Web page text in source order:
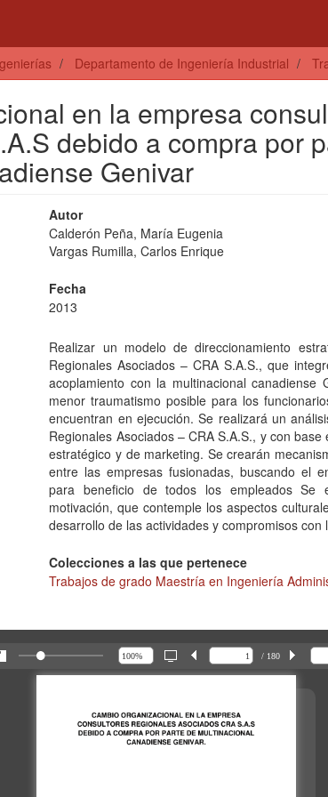
Departamento de Ingeniería Industrial
en la empresa
debido a compra por
Genivar
Autor
Calderón Peña, María Eugenia
Vargas Rumilla, Carlos Enrique
Fecha
2013
Realizar un modelo de direccionamiento
Regionales Asociados – CRA S.A.S., que
acoplamiento con la multinacional canadiense
menor traumatismo posible para los
encuentran en ejecución. Se realizará un
Regionales Asociados – CRA S.A.S., y con
estratégico y de marketing. Se crearán
entre las empresas fusionadas, buscando el
para beneficio de todos los empleados Se
motivación, que contemple los aspectos
desarrollo de las actividades y compromisos con
Colecciones a las que pertenece
Trabajos de grado Maestría en Ingeniería
/ 180